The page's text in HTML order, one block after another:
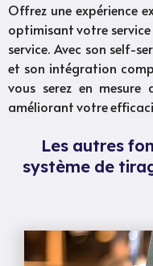
Offrez une expérience
optimisant votre
service. Avec son self-
et son intégration
vous serez en
améliorant votre
Les autres
système de